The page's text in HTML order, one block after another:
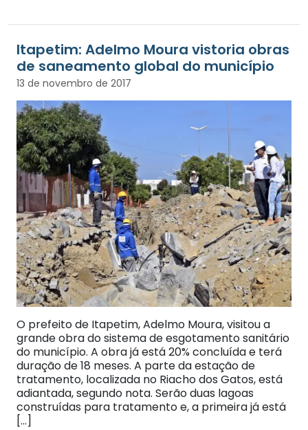
Itapetim: Adelmo Moura vistoria obras
de saneamento global do município
13 de novembro de 2017
O prefeito de Itapetim, Adelmo Moura, visitou a
grande obra do sistema de esgotamento sanitário
do município. A obra já está 20% concluída e terá
duração de 18 meses. A parte da estação de
tratamento, localizada no Riacho dos Gatos, está
adiantada, segundo nota. Serão duas lagoas
construídas para tratamento e, a primeira já está
[…]